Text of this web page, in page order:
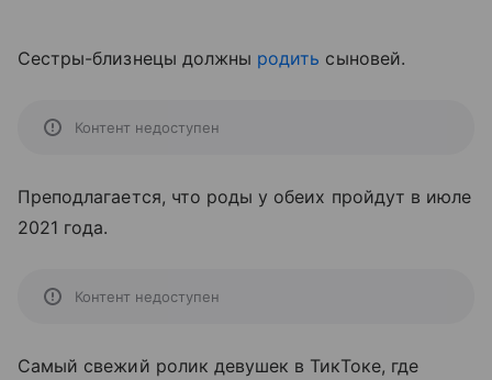
Сестры-близнецы должны родить сыновей.
Контент недоступен
Преподлагается, что роды у обеих пройдут в июле
2021 года.
Контент недоступен
Самый свежий ролик девушек в ТикТоке, где